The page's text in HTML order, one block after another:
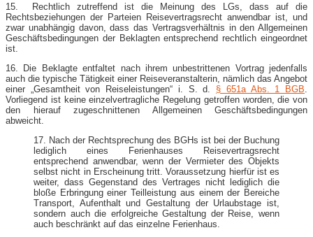
15. Rechtlich zutreffend ist die Meinung des LGs, dass auf die
Rechtsbeziehungen der Parteien Reisevertragsrecht anwendbar ist, und
zwar unabhängig davon, dass das Vertragsverhältnis in den Allgemeinen
Geschäftsbedingungen der Beklagten entsprechend rechtlich eingeordnet
ist.
16. Die Beklagte entfaltet nach ihrem unbestrittenen Vortrag jedenfalls
auch die typische Tätigkeit einer Reiseveranstalterin, nämlich das Angebot
einer „Gesamtheit von Reiseleistungen“ i. S. d. § 651a Abs. 1 BGB
Vorliegend ist keine einzelvertragliche Regelung getroffen worden, die von
den hierauf zugeschnittenen Allgemeinen Geschäftsbedingungen
abweicht.
17. Nach der Rechtsprechung des BGHs ist bei der Buchung
lediglich eines Ferienhauses Reisevertragsrecht
entsprechend anwendbar, wenn der Vermieter des Objekts
selbst nicht in Erscheinung tritt. Voraussetzung hierfür ist es
weiter, dass Gegenstand des Vertrages nicht lediglich die
bloße Erbringung einer Teilleistung aus einem der Bereiche
Transport, Aufenthalt und Gestaltung der Urlaubstage ist,
sondern auch die erfolgreiche Gestaltung der Reise, wenn
auch beschränkt auf das einzelne Ferienhaus.